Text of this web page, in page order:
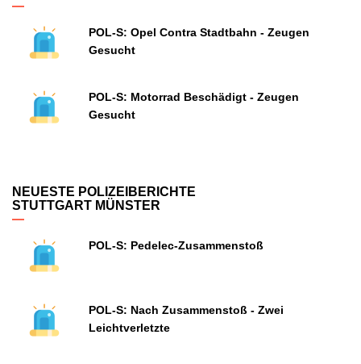
POL-S: Opel Contra Stadtbahn - Zeugen
Gesucht
POL-S: Motorrad Beschädigt - Zeugen
Gesucht
NEUESTE POLIZEIBERICHTE
STUTTGART MÜNSTER
POL-S: Pedelec-Zusammenstoß
POL-S: Nach Zusammenstoß - Zwei
Leichtverletzte